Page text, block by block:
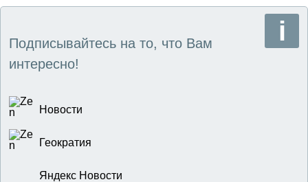
Подписывайтесь на то, что Вам
интересно!
Новости
Геократия
Яндекс Новости